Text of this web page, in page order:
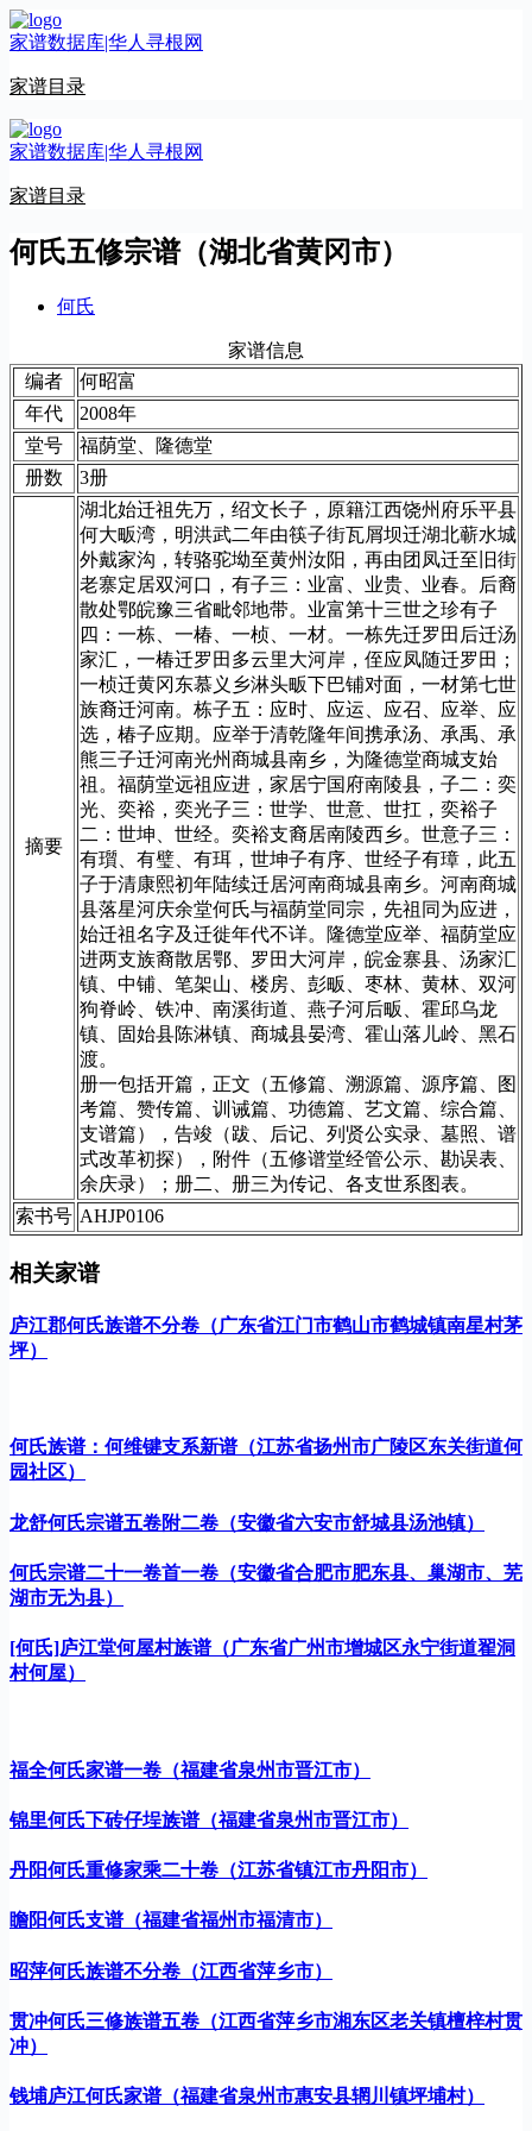
跳
至
容
家谱数据库|华人寻根网
家谱目录
家谱数据库|华人寻根网
家谱目录
何氏五修宗谱（湖北省黄冈市）
何氏
家谱信息
编者
何昭富
年代
2008年
堂号
福荫堂、隆德堂
册数
3册
摘要
湖北始迁祖先万，绍文长子，原籍江西饶州府乐平县
何大畈湾，明洪武二年由筷子街瓦屑坝迁湖北蕲水城
外戴家沟，转骆驼坳至黄州汝阳，再由团凤迁至旧街
老寨定居双河口，有子三：业富、业贵、业春。后裔
散处鄂皖豫三省毗邻地带。业富第十三世之珍有子
四：一栋、一椿、一桢、一材。一栋先迁罗田后迁汤
家汇，一椿迁罗田多云里大河岸，侄应凤随迁罗田；
一桢迁黄冈东慕义乡淋头畈下巴铺对面，一材第七世
族裔迁河南。栋子五：应时、应运、应召、应举、应
选，椿子应期。应举于清乾隆年间携承汤、承禹、承
熊三子迁河南光州商城县南乡，为隆德堂商城支始
祖。福荫堂远祖应进，家居宁国府南陵县，子二：奕
光、奕裕，奕光子三：世学、世意、世扛，奕裕子
二：世坤、世经。奕裕支裔居南陵西乡。世意子三：
有瓆、有璧、有珥，世坤子有序、世经子有璋，此五
子于清康熙初年陆续迁居河南商城县南乡。河南商城
县落星河庆余堂何氏与福荫堂同宗，先祖同为应进，
始迁祖名字及迁徙年代不详。隆德堂应举、福荫堂应
进两支族裔散居鄂、罗田大河岸，皖金寨县、汤家汇
镇、中铺、笔架山、楼房、彭畈、枣林、黄林、双河
狗脊岭、铁冲、南溪街道、燕子河后畈、霍邱乌龙
镇、固始县陈淋镇、商城县晏湾、霍山落儿岭、黑石
渡。
册一包括开篇，正文（五修篇、溯源篇、源序篇、图
考篇、赞传篇、训诫篇、功德篇、艺文篇、综合篇、
支谱篇），告竣（跋、后记、列贤公实录、墓照、谱
式改革初探），附件（五修谱堂经管公示、勘误表、
余庆录）；册二、册三为传记、各支世系图表。
索书号 AHJP0106
相关家谱
庐江郡何氏族谱不分卷（广东省江门市鹤山市鹤城镇南星村茅
坪）
何氏族谱：何维键支系新谱（江苏省扬州市广陵区东关街道何
园社区）
龙舒何氏宗谱五卷附二卷（安徽省六安市舒城县汤池镇）
何氏宗谱二十一卷首一卷（安徽省合肥市肥东县、巢湖市、芜
湖市无为县）
[何氏]庐江堂何屋村族谱（广东省广州市增城区永宁街道翟洞
村何屋）
福全何氏家谱一卷（福建省泉州市晋江市）
锦里何氏下砖仔埕族谱（福建省泉州市晋江市）
丹阳何氏重修家乘二十卷（江苏省镇江市丹阳市）
瞻阳何氏支谱（福建省福州市福清市）
昭萍何氏族谱不分卷（江西省萍乡市）
贯冲何氏三修族谱五卷（江西省萍乡市湘东区老关镇檀梓村贯
冲）
钱埔庐江何氏家谱（福建省泉州市惠安县辋川镇坪埔村）